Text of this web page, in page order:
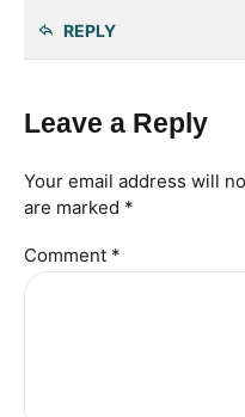
REPLY
Leave a Reply
Your email address will
are marked *
Comment *